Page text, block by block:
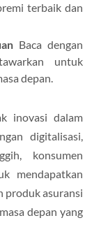
terbaik dan
Baca dengan
untuk
depan.
inovasi dalam
digitalisasi,
konsumen
mendapatkan
produk asuransi
depan yang